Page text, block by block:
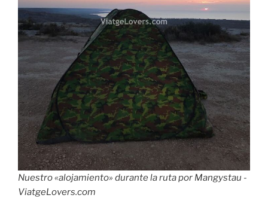
Nuestro «alojamiento» durante la ruta por Mangystau -
ViatgeLovers.com